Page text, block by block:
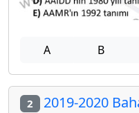
A B
2 2019-2020